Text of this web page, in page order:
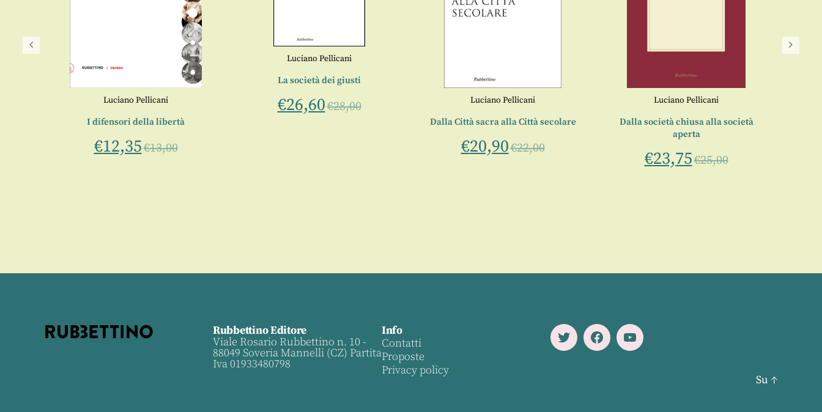
Luciano Pellicani
I difensori della libertà
€12,35€13,00
Luciano Pellicani
La società dei giusti
€26,60€28,00 Luciano Pellicani
Dalla Città sacra alla Città secolare
€20,90€22,00
Luciano Pellicani
Dalla società chiusa alla società
aperta
€23,75€25,00
Rubbettino Editore
Viale Rosario Rubbettino n. 10 -
88049 Soveria Mannelli (CZ) Partita
Iva 01933480798
Info
Contatti
Proposte
Privacy policy
TwitterFacebookYoutube
Su ↑